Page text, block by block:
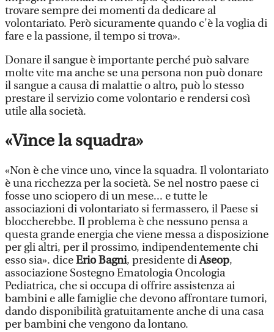
trovare sempre dei momenti da dedicare al
volontariato. Però sicuramente quando c'è la voglia di
fare e la passione, il tempo si trova».
Donare il sangue è importante perché può salvare
molte vite ma anche se una persona non può donare
il sangue a causa di malattie o altro, può lo stesso
prestare il servizio come volontario e rendersi così
utile alla società.
«Vince la squadra»
«Non è che vince uno, vince la squadra. Il volontariato
è una ricchezza per la società. Se nel nostro paese ci
fosse uno sciopero di un mese... e tutte le
associazioni di volontariato si fermassero, il Paese si
bloccherebbe. Il problema è che nessuno pensa a
questa grande energia che viene messa a disposizione
per gli altri, per il prossimo, indipendentemente chi
esso sia». diceErio Bagni, presidente diAseop,
associazione Sostegno Ematologia Oncologia
Pediatrica, che si occupa di offrire assistenza ai
bambini e alle famiglie che devono affrontare tumori,
dando disponibilità gratuitamente anche di una casa
per bambini che vengono da lontano.